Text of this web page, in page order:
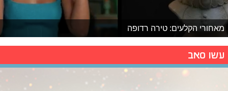
מאחורי הקלעים: טירה רדופה
עשו סאב